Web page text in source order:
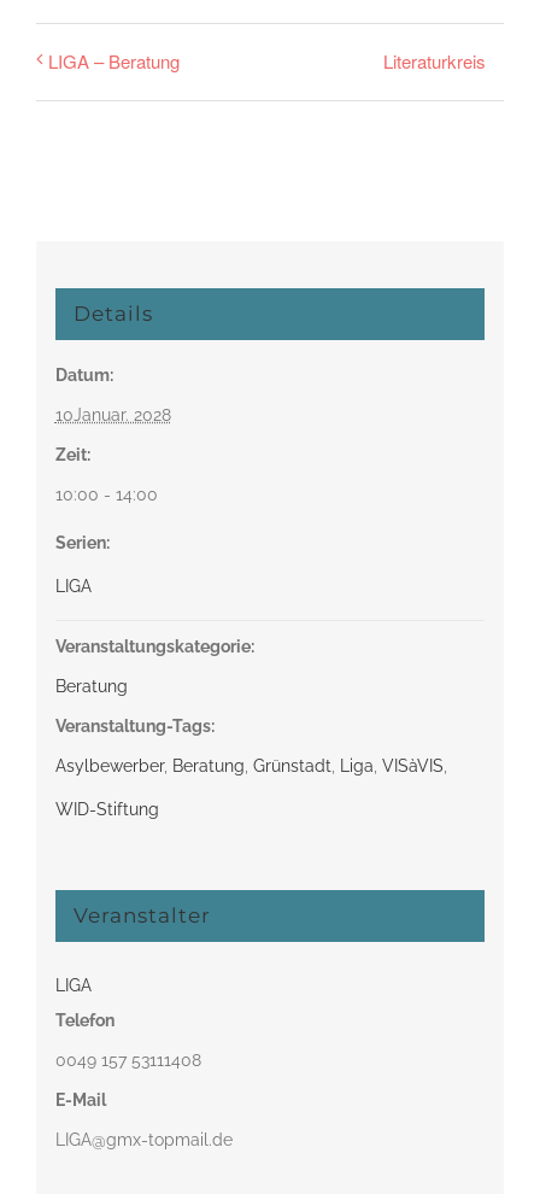
LIGA – Beratung Literaturkreis
Details
Datum:
10Januar. 2028
Zeit:
10:00 - 14:00
Serien:
LIGA
Veranstaltungskategorie:
Beratung
Veranstaltung-Tags:
Asylbewerber, Beratung Grünstadt Liga VISàVIS
WID-Stiftung
Veranstalter
LIGA
Telefon
0049 157 53111408‬
E-Mail
LIGA@gmx-topmail.de